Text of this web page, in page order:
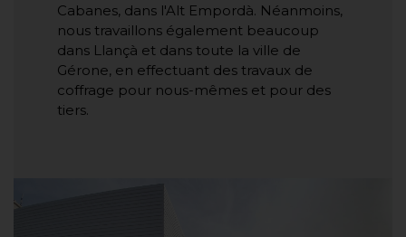
Cabanes, dans l'Alt Empordà. Néanmoins,
nous travaillons également beaucoup
dans Llançà et dans toute la ville de
Gérone, en effectuant des travaux de
coffrage pour nous-mêmes et pour des
tiers.